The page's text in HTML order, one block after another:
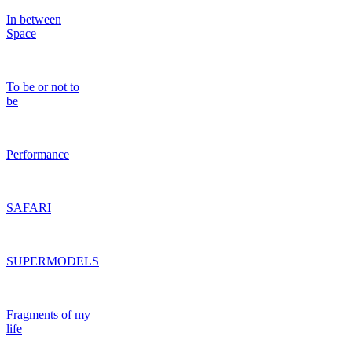
In between
Space
To be or not to
be
Performance
SAFARI
SUPERMODELS
Fragments of my
life